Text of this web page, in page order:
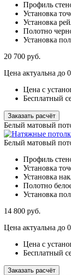
Профиль
Установка
Установка
Полотно
Установка
20 700 руб.
Цена актуальна до
Цена с
Бесплатный
Заказать расчёт
Белый матовый
Белый матовый
Профиль
Установка
Установка
Полотно
Установка
14 800 руб.
Цена актуальна до
Цена с
Бесплатный
Заказать расчёт